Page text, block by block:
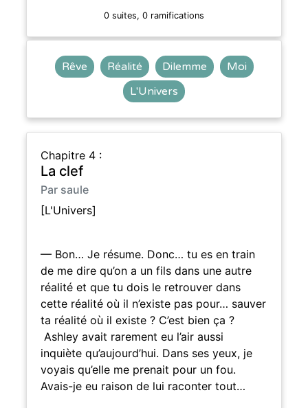
0 suites, 0 ramifications
Rêve Réalité Dilemme
Moi
L'Univers
Chapitre 4 :
La clef
Par saule
[L'Univers]
— Bon… Je résume. Donc… tu es en train
de me dire qu’on a un fils dans une autre
réalité et que tu dois le retrouver dans
cette réalité où il n’existe pas pour… sauver
ta réalité où il existe ? C’est bien ça ?
Ashley avait rarement eu l’air aussi
inquiète qu’aujourd’hui. Dans ses yeux, je
voyais qu’elle me prenait pour un fou.
Avais-je eu raison de lui raconter tout…